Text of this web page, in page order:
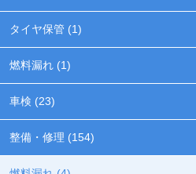
タイヤ保管 (1)
燃料漏れ (1)
車検 (23)
整備・修理 (154)